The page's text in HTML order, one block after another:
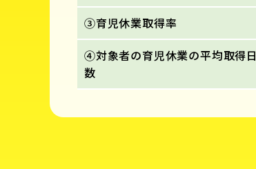
③育児休業取得率
④対象者の育児休業の平均取得日
数